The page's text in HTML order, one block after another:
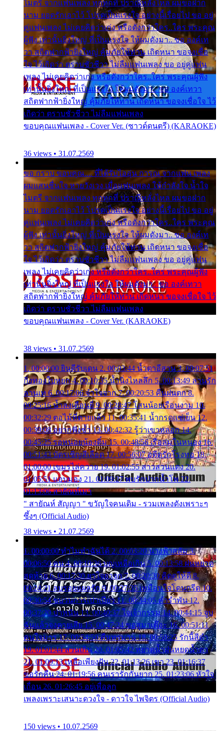
ไมตรี จากแฟนเพลง ทุกทุกที่ ปราณีหลั่งไหล ผมขอฝาก
นาม ยอดรักเอาไว้ โปรดเป็นแรงใจ อย่างนี้เรื่อยไป ขอ อยู่
คู่แฟนเพลง ไม่เคยคิดว่าเก่ง หรือดังกว่าใคร..ใคร พระคุณ
ผู้ฟัง เท่านั้นยิ่งใหญ่ ที่เป็นแรงใจ ให้ผมดังมา.. ขอ องค์เท
วา สถิตฟากฟ้ายิ่งใหญ่ คุ้มภัยให้ท่าน เถิดหนา ขอจงเชื่อ
ใจ ไว้เถิดว่า ตราบชั่วชีวา ไม่ลืมแฟนเพลง ขอ อยู่คู่แฟน
เพลง ไม่เคยคิดว่าเก่ง หรือดังกว่าใคร..ใคร พระคุณผู้ฟัง
เท่านั้นยิ่งใหญ่ ที่เป็นแรงใจ ให้ผมดังมา.. ขอ องค์เทวา
สถิตฟากฟ้ายิ่งใหญ่ คุ้มภัยให้ท่าน เถิดหนา ขอจงเชื่อใจ ไว้
เถิดว่า ตราบชั่วชีวา ไม่ลืมแฟนเพลง
ขอบคุณแฟนเพลง - Cover Ver. (ซาวด์ดนตรี) (KARAOKE)
36 views • 31.07.2569
ขอ กราบ ขอบคุณ.... ที่ได้รับไออุ่น การุณ จากแฟน เพลง
ผมแสนชื่นใจ หายวังเวง เมื่อแฟนเพลง ให้กำลังใจ น้ำใจ
ไมตรี จากแฟนเพลง ทุกทุกที่ ปราณีหลั่งไหล ผมขอฝาก
นาม ยอดรักเอาไว้ โปรดเป็นแรงใจ อย่างนี้เรื่อยไป ขอ อยู่
คู่แฟนเพลง ไม่เคยคิดว่าเก่ง หรือดังกว่าใคร..ใคร พระคุณ
ผู้ฟัง เท่านั้นยิ่งใหญ่ ที่เป็นแรงใจ ให้ผมดังมา.. ขอ องค์เท
วา สถิตฟากฟ้ายิ่งใหญ่ คุ้มภัยให้ท่าน เถิดหนา ขอจงเชื่อ
ใจ ไว้เถิดว่า ตราบชั่วชีวา ไม่ลืมแฟนเพลง ขอ อยู่คู่แฟน
เพลง ไม่เคยคิดว่าเก่ง หรือดังกว่าใคร..ใคร พระคุณผู้ฟัง
เท่านั้นยิ่งใหญ่ ที่เป็นแรงใจ ให้ผมดังมา.. ขอ องค์เทวา
สถิตฟากฟ้ายิ่งใหญ่ คุ้มภัยให้ท่าน เถิดหนา ขอจงเชื่อใจ ไว้
เถิดว่า ตราบชั่วชีวา ไม่ลืมแฟนเพลง
ขอบคุณแฟนเพลง - Cover Ver. (KARAOKE)
38 views • 31.07.2569
1. 00:00:00 ยินดีรับเดน 2. 00:03:44 น้ำตาอีสาน 3. 00:07:51
กิ่งทองใบหยก 4. 00:10:35 น้ำนิ่งไหลลึก 5. 00:13:49 ลานรัก
ลานเท 6. 00:17:06 จำใจจาก 7. 00:20:53 คืนฝนตก 8.
00:25:16 น้ำลงเดือนยี่ 9. 00:28:47 โสนน้อยเรือนงาม 10.
00:32:29 ตอไม้ที่ตายแล้ว 11. 00:35:41 น้ำกรดแช่เย็น 12.
00:39:08 อยากฟังซ้ำ 13. 00:42:32 รู้ว่าเขาหลอก 14.
00:45:25 รอหน่อยน้องติ๋ม 15. 00:48:56 เรือล่มในหนอง 16.
00:51:43 บัตรเชิญสีเลือด 17. 00:56:07 อดีตรักโรงทอ 18.
01:00:00 เขมรไล่ควาย 19. 01:02:55 สาวสวนแตง 20.
01:05:51 แอบมอง 21. 01:09:27 พบรักปากน้ำโพ 22.
01:13:06 สายัณห์เมา
" สายัณห์ สัญญา " ขวัญใจคนเดิม - รวมเพลงดังเพราะๆ
ซึ้งๆ (Official Audio)
38 views • 21.07.2569
1. 00:00:00 ทำไมทำฉันได้ 2. 00:03:20 นางฟ้าสลัม 3.
00:06:50 คน 4. 00:10:36 บุญเหลือเกิน 5. 00:13:58 ฝนหยาด
สุดท้าย 6. 00:17:30 ยาใจยาจก 7. 00:20:30 คิดดูให้ดี 8.
00:24:21 ลบรอยแผลรัก 9. 00:27:35 เหมือนใจโดนกรีด 10.
00:30:54 ขบวนการเปาเปียว 11. 00:34:05 คำรำพัน 12.
00:37:20 ปาหนัน 13. 00:40:37 ใจเจ้ากรรม 14. 00:44:15 จูบ
ฉันแล้วจงตายเสีย 15. 00:47:24 ขอสูมาเต๊อะ 16. 00:51:11
คนใจมาร 17. 00:54:50 คืนทรมาน 18. 00:58:25 รักนี้สีดำ
19. 01:01:44 ส่วนเกิน 20. 01:05:42 หยาดน้ำฝนหยดน้ำตา
21. 01:09:13 เหลือเพียงฝัน 22. 01:13:26 เขา 23. 01:16:37
ขอรักคืน 24. 01:19:56 คนเรารักกันยาก 25. 01:23:06 หัวใจ
เถื่อน 26. 01:26:45 อยู่เพื่อลูก
เพลงเพราะเสนาะดวงใจ - ดาวใจ ไพจิตร (Official Audio)
150 views • 10.07.2569